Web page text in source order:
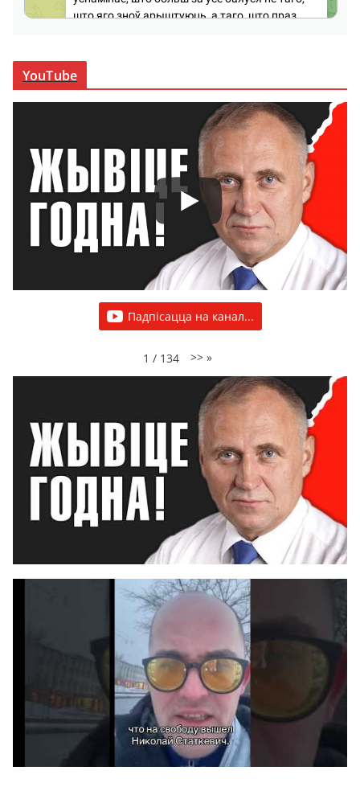
YouTube
Падпісацца на канал...
1 / 134 >> »